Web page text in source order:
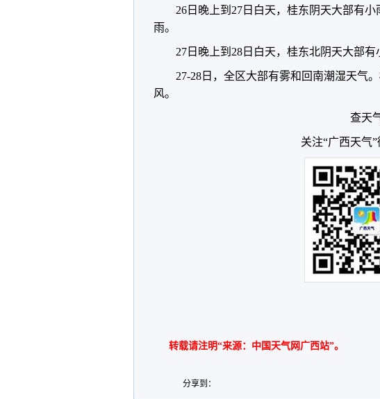
26日晚上到27日白天，桂东阴天大部有
雨。
27日晚上到28日白天，桂东北阴天大部
27-28日，全区大部有雾和回南潮湿天气
风。
查天
关注“广西天气
转载请注明“来源：中国天气网广西站”。
分享到：